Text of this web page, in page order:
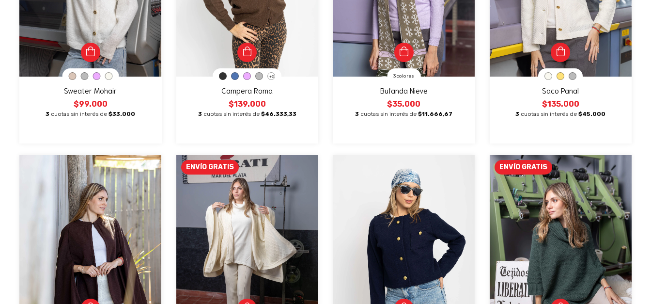
Sweater Mohair
$99.000
3 cuotas sin interés de$33.000
+2
Campera Roma
$139.000
3 cuotas sin interés de $46.333,33
3 colores
Bufanda Nieve
$35.000
3 cuotas sin interés de$11.666,67
Saco Panal
$135.000
3 cuotas sin interés de$45.000
ENVÍO GRATIS ENVÍO GRATIS